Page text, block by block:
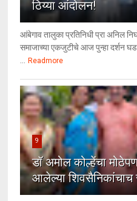
ठिय्या आंदोलन!
आंबेगाव तालुका प्रतिनिधी प्रा अनिल
समाजाच्या एकजुटीचे आज पुन्हा दर्शन
... Readmore
9
डॉ अमोल कोल्हेंचा
आलेल्या शिवसैनिकांचाच